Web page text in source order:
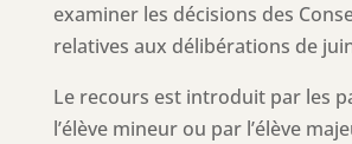
examiner les décisions des
relatives aux délibérations de
Le recours est introduit par les
l’élève mineur ou par l’élève